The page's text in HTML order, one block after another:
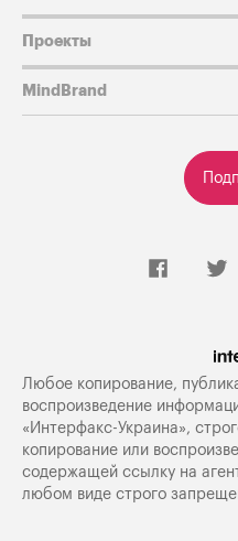
Проекты
MindBrand
Любое копирование,
воспроизведение
«Интерфакс-Украина»,
копирование или
содержащей ссылку на
любом виде строго